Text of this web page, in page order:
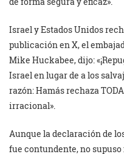
Israel y Estados Unidos
publicación en X, el
Mike Huckabee, dijo:
Israel en lugar de a los
razón: Hamás rechaza
irracional».
Aunque la declaración de
fue contundente, no